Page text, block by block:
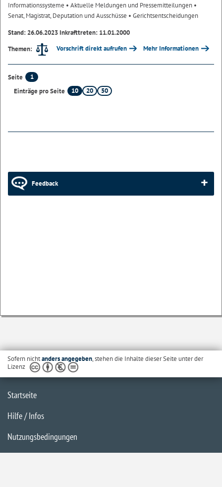
Informationssysteme • Aktuelle Meldungen und Pressemitteilungen •
Senat, Magistrat, Deputation und Ausschüsse • Gerichtsentscheidungen
Stand: 26.06.2023 Inkrafttreten: 11.01.2000
Themen:
Vorschrift direkt aufrufen Mehr Informationen
Seite
1
Einträge pro Seite
10 20 50
Feedback
Sofern nichtanders angegeben, stehen die Inhalte dieser Seite unter der
Lizenz
Startseite
Hilfe / Infos
Nutzungsbedingungen